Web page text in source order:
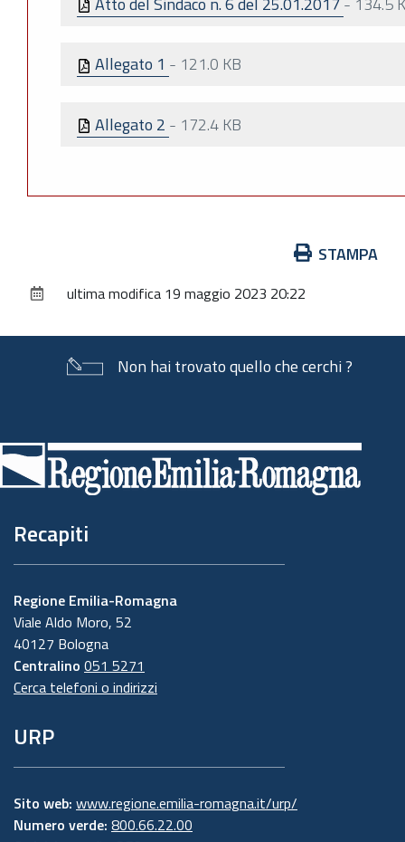
Allegato 1 - 121.0 KB
Allegato 2 - 172.4 KB
documento
STAMPA
ultima modifica 19 maggio 2023 20:22
Non hai trovato quello che cerchi ?
di
pagina
Recapiti
Regione Emilia-Romagna
Viale Aldo Moro, 52
40127 Bologna
Centralino 051 5271
Cerca telefoni o indirizzi
URP
Sito web: www.regione.emilia-romagna.it/urp/
Numero verde: 800.66.22.00